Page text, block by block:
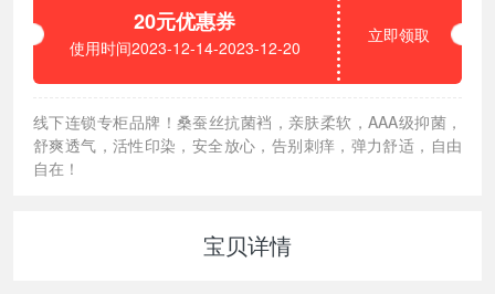
20元优惠券
使用时间2023-12-14-2023-12-20
立即领取
线下连锁专柜品牌！桑蚕丝抗菌裆，亲肤柔软，AAA级抑菌，
舒爽透气，活性印染，安全放心，告别刺痒，弹力舒适，自由
自在！
宝贝详情